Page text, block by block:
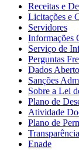
Receitas e
Licitações e
Servidores
Informações
Serviço de
Perguntas
Dados
Sanções
Sobre a Lei
Plano de
Atividade
Plano de
Enade